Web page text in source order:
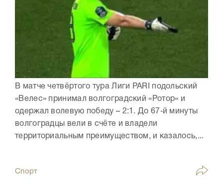
В матче четвёртого тура Лиги PARI подольский
«Велес» принимал волгоградский «Ротор» и
одержал волевую победу – 2:1. До 67‑й минуты
волгоградцы вели в счёте и владели
территориальным преимуществом, и казалось,...
Спорт